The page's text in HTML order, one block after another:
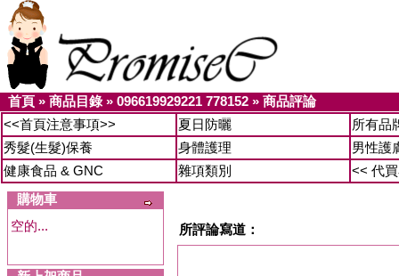
首頁 » 商品目錄» 096619929221 778152 » 商品評論
<<首頁注意事項>>
夏日防曬
所有品
秀髮(生髮)保養
身體護理
男性護
健康食品 & GNC
雜項類別
<< 代
購物車
空的...
所評論寫道：